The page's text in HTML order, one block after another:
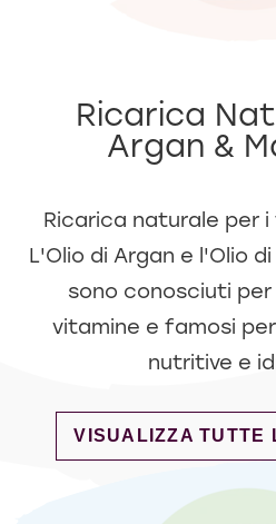
Ricarica
Argan &
Ricarica naturale per
L'Olio di Argan e l'Olio
sono conosciuti
vitamine e famosi
nutritive e
DISCOVER MORE
VISUALIZZA TUTTE